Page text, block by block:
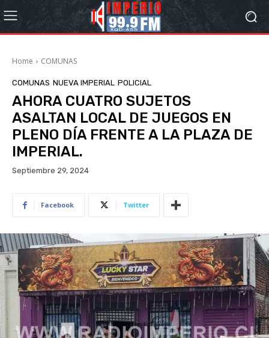
Home COMUNAS
COMUNAS NUEVA IMPERIAL POLICIAL
AHORA CUATRO SUJETOS
ASALTAN LOCAL DE JUEGOS EN
PLENO DÍA FRENTE A LA PLAZA DE
IMPERIAL.
Septiembre 29, 2024
Facebook Twitter